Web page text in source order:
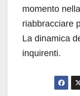
momento
riabbracciare
La dinamica
inquirenti.